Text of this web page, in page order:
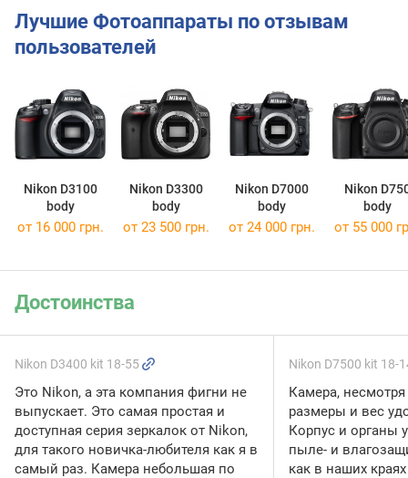
Лучшие Фотоаппараты по отзывам
пользователей
Nikon D3100
body
Nikon D3300
body
Nikon D7000
body
Nikon
body
от 16 000 грн. от 23 500 грн. от 24 000 грн. от 55 000
Достоинства
Nikon D3400 kit 18-55
Это Nikon, а эта компания фигни не
выпускает. Это самая простая и
доступная серия зеркалок от Nikon,
для такого новичка-любителя как я в
самый раз. Камера небольшая по
Nikon D7500 kit 18-
Камера,
размеры и вес
Корпус и органы
пыле- и
как в наших